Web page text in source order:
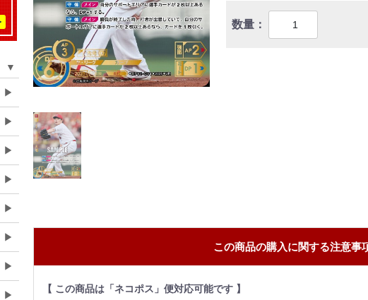
▼
▶
▶
▶
▶
▶
▶
▶
▶
数量：
この商品の購入に関する注意事
【 この商品は「ネコポス」便対応可能です 】